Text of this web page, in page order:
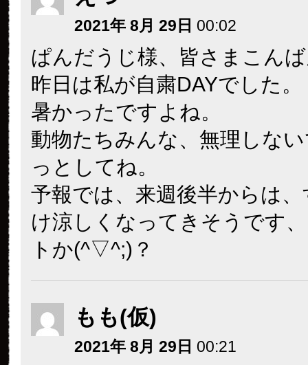
2021年 8月 29日 00:02
ぱんだうじ様、皆さまこん
昨日は私が自粛DAYでした。
暑かったですよね。
動物たちみんな、無理しな
っとしてね。
予報では、来週後半からは
け涼しくなってきそうです
トか(^▽^;)？
もも(仮)
2021年 8月 29日 00:21